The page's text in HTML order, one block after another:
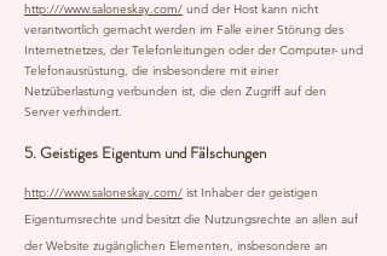
http:///www.saloneskay.com/ und der Host kann nicht
verantwortlich gemacht werden im Falle einer Störung des
Internetnetzes, der Telefonleitungen oder der Computer- und
Telefonausrüstung, die insbesondere mit einer
Netzüberlastung verbunden ist, die den Zugriff auf den
Server verhindert.
5. Geistiges Eigentum und Fälschungen
http:///www.saloneskay.com/ ist Inhaber der geistigen
Eigentumsrechte und besitzt die Nutzungsrechte an allen auf
der Website zugänglichen Elementen, insbesondere an